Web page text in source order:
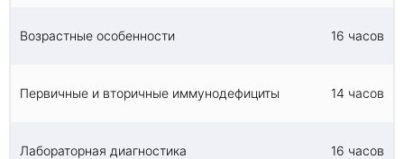
Возрастные особенности 16 часов
Первичные и вторичные иммунодефициты 14 часов
Лабораторная диагностика 16 часов